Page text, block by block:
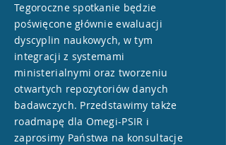
Tegoroczne spotkanie będzie
poświęcone głównie ewaluacji
dyscyplin naukowych, w tym
integracji z systemami
ministerialnymi oraz tworzeniu
otwartych repozytoriów danych
badawczych. Przedstawimy także
roadmapę dla Omegi-PSIR i
zaprosimy Państwa na konsultacje